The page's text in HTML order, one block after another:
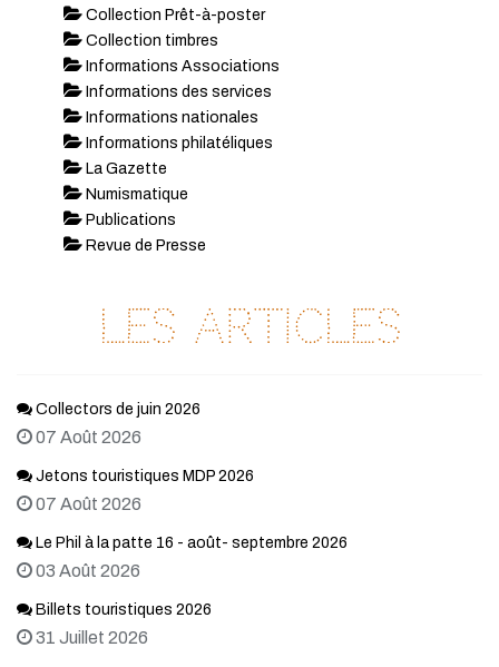
Collection Prêt-à-poster
Collection timbres
Informations Associations
Informations des services
Informations nationales
Informations philatéliques
La Gazette
Numismatique
Publications
Revue de Presse
Les articles
Collectors de juin 2026
07 Août 2026
Jetons touristiques MDP 2026
07 Août 2026
Le Phil à la patte 16 - août- septembre 2026
03 Août 2026
Billets touristiques 2026
31 Juillet 2026